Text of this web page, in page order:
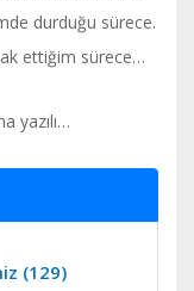
durduğu sürece.
ettiğim sürece…
yazılı…
(129)